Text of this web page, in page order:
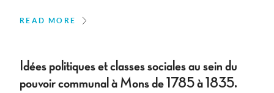
READ MORE
Idées politiques et classes sociales au sein du
pouvoir communal à Mons de 1785 à 1835.